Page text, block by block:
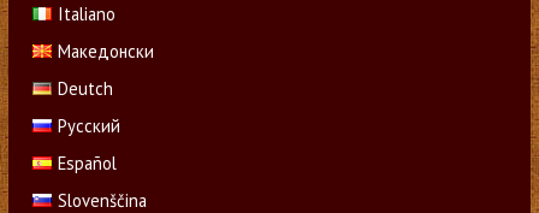
Italiano
Македонски
Deutch
Русский
Español
Slovenščina